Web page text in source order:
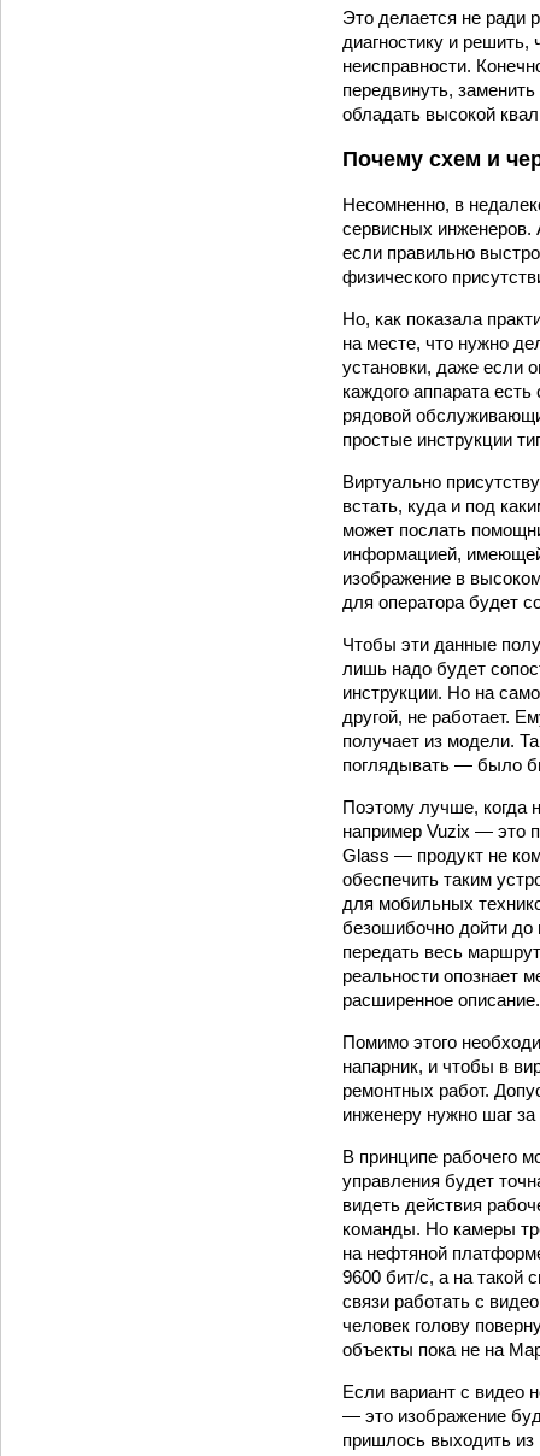
Это делается не ради
диагностику и решить,
неисправности.
передвинуть,
обладать высокой
Почему схем и
Несомненно, в
сервисных инженеров.
если правильно
физического
Но, как показала
на месте, что нужно
установки, даже если
каждого аппарата
рядовой
простые инструкции
Виртуально
встать, куда и под
может послать
информацией,
изображение в
для оператора будет
Чтобы эти данные
лишь надо будет
инструкции. Но на
другой, не работает.
получает из модели.
поглядывать — было
Поэтому лучше, когда
например Vuzix — это
Glass — продукт не
обеспечить таким
для мобильных
безошибочно дойти до
передать весь
реальности опознает
расширенное описание.
Помимо этого
напарник, и чтобы в
ремонтных работ.
инженеру нужно шаг
В принципе рабочего
управления будет
видеть действия
команды. Но камеры
на нефтяной
9600 бит/с, а на такой
связи работать с
человек голову
объекты пока не на
Если вариант с видео
— это изображение
пришлось выходить из